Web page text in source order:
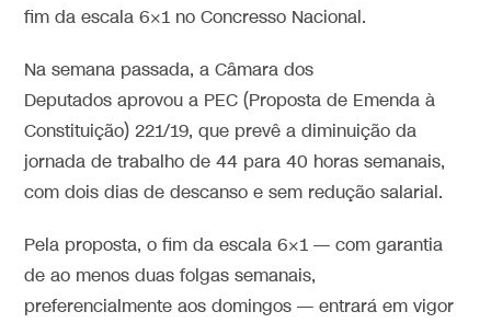
fim da escala 6×1 no Concresso Nacional.
Na semana passada, a Câmara dos
Deputados aprovou a PEC (Proposta de Emenda à
Constituição) 221/19, que prevê a diminuição da
jornada de trabalho de 44 para 40 horas semanais,
com dois dias de descanso e sem redução salarial.
Pela proposta, o fim da escala 6×1 — com garantia
de ao menos duas folgas semanais,
preferencialmente aos domingos — entrará em vigor